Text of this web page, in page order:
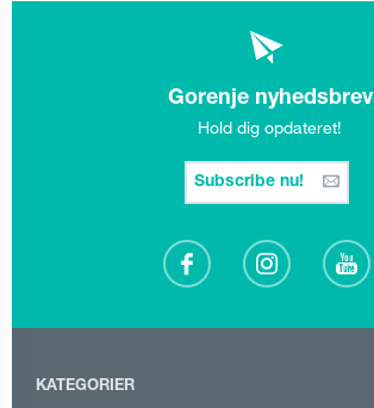
Gorenje nyhedsbrev
Hold dig opdateret!
Subscribe nu!
KATEGORIER